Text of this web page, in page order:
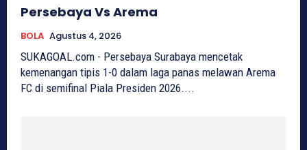
Persebaya Vs Arema
BOLA Agustus 4, 2026
SUKAGOAL.com - Persebaya Surabaya mencetak
kemenangan tipis 1-0 dalam laga panas melawan Arema
FC di semifinal Piala Presiden 2026....